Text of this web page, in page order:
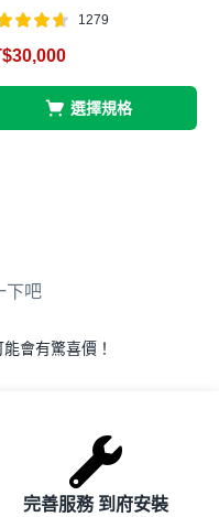
1279
30,000
選擇規格
下吧
會有驚喜價！
完善服務 到府安裝